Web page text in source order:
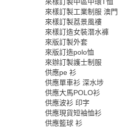
來樣訂製工業制服 澳門
來樣訂製荔景風褸
來樣訂造女裝潛水褲
來版訂製外套
來版訂造polo恤
來辦訂製護士制服
供應pe 衫
供應單車衫 深水埗
供應大馬POLO衫
供應波衫 印字
供應現貨短袖恤衫
供應籃球 衫